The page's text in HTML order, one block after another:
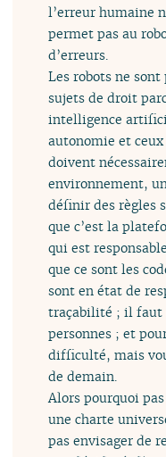
l’erreur humaine
permet pas au
d’erreurs.
Les robots ne
sujets de droit
intelligence
autonomie et
doivent
environnement,
définir des règles
que c’est la
qui est
que ce sont les
sont en état de
traçabilité ; il faut
personnes ; et
difficulté, mais
de demain.
Alors pourquoi
une charte
pas envisager de